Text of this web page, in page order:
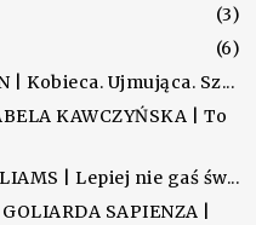
(3)
(6)
| Kobieca. Ujmująca. Sz...
KAWCZYŃSKA | To
| Lepiej nie gaś św...
SAPIENZA |